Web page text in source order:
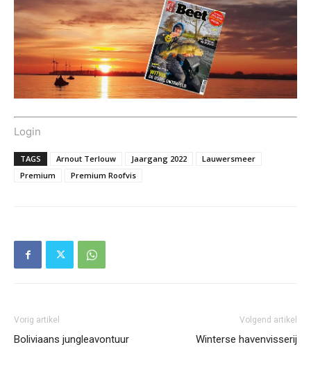
Login
TAGS Arnout Terlouw Jaargang 2022
Lauwersmeer
Premium
Premium Roofvis
Vorig artikel
Boliviaans jungleavontuur
Volgend artikel
Winterse havenvisserij